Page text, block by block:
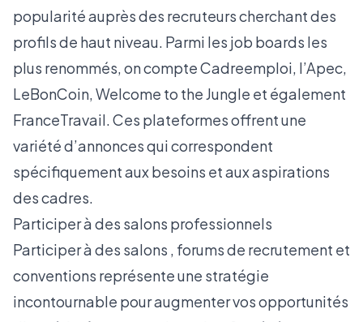
popularité auprès des recruteurs cherchant des
profils de haut niveau. Parmi les job boards les
plus renommés, on compteCadreemploi, l’Apec,
LeBonCoin,Welcome to the Jungle et également
FranceTravail. Ces plateformes offrent une
variété d’annonces qui correspondent
spécifiquement aux besoins et aux aspirations
des cadres.
Participer à des salons professionnels
Participer à des salons , forums de recrutement et
conventions représente une stratégie
incontournable pour augmenter vos opportunités